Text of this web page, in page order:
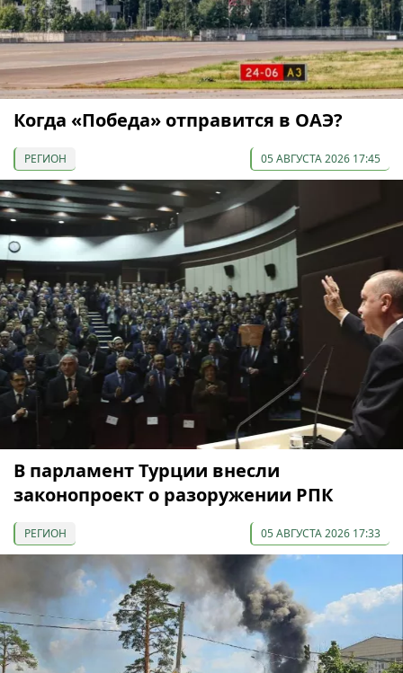
Когда «Победа» отправится в ОАЭ?
РЕГИОН 05 АВГУСТА 2026 17:45
В парламент Турции внесли
законопроект о разоружении РПК
РЕГИОН 05 АВГУСТА 2026 17:33